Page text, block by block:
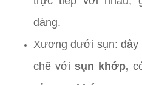
dàng.
Xương dưới sụn:
chẽ với sụn khớp,